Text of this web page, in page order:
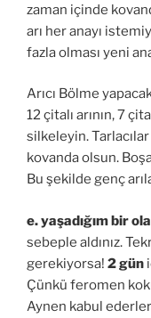
zaman içinde
arı her anayı
fazla olması yeni
Arıcı Bölme
12 çitalı arının, 7
silkeleyin.
kovanda olsun.
Bu şekilde genç
e.yaşadığım bir
sebeple aldınız.
gerekiyorsa! 2 gün
Çünkü feromen
Aynen kabul